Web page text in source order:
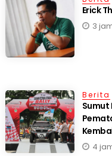
Erick
3
Berita
Sumut
4